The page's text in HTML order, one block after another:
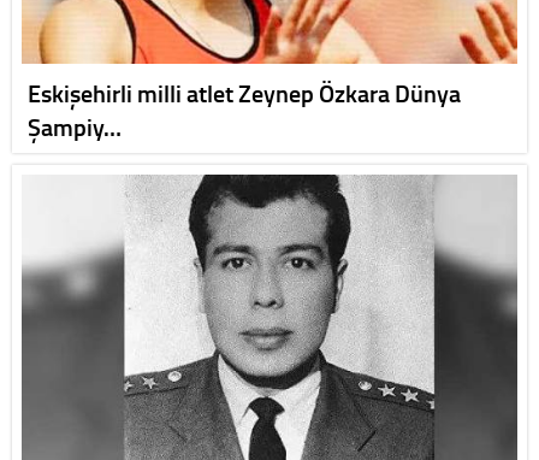
Eskişehirli milli atlet Zeynep Özkara Dünya
Şampiy…